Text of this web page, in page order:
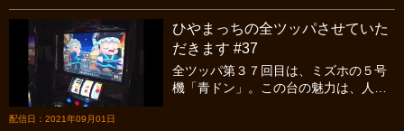
ビ』、そして今回初登場、謎??のミス
テリアススロッター『ノムラ600
萬』、同じく初登場の孤高の実力者
『コロナ慎児』の3名がそれぞれの知
識、感覚、センスで凄まじいバトルを
繰り広げます!!今宵も繰り広げられる最
配信日：2021年09月01日
ひやまっちの全ツッパさせていた
だきます #37
全ツッパ第３７回目は、ミズホの５号
機「青ドン」。この台の魅力は、人気